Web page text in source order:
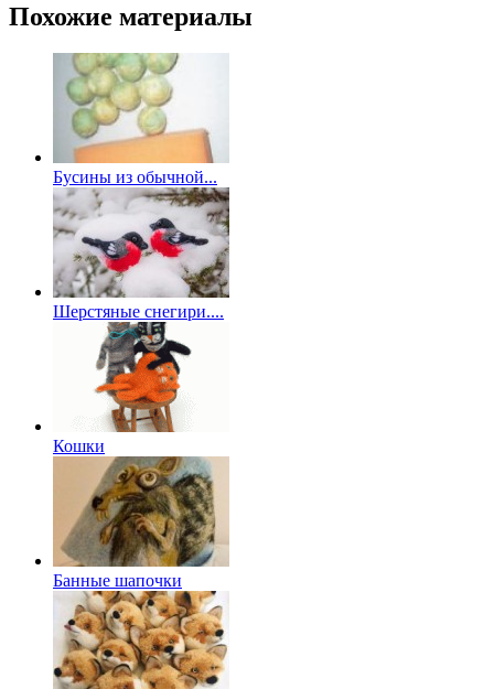
Похожие материалы
Бусины из обычной...
Шерстяные снегири....
Кошки
Банные шапочки